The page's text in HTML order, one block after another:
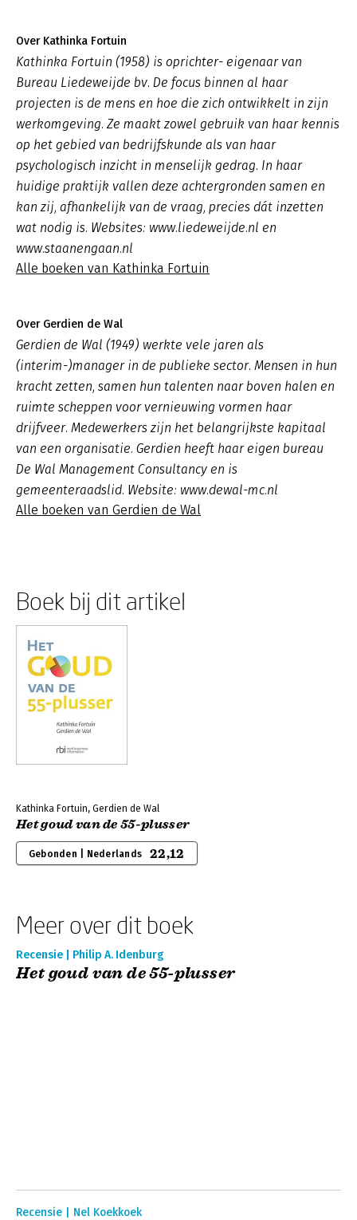
Over Kathinka Fortuin
Kathinka Fortuin (1958) is oprichter- eigenaar van
Bureau Liedeweijde bv. De focus binnen al haar
projecten is de mens en hoe die zich ontwikkelt in zijn
werkomgeving. Ze maakt zowel gebruik van haar kennis
op het gebied van bedrijfskunde als van haar
psychologisch inzicht in menselijk gedrag. In haar
huidige praktijk vallen deze achtergronden samen en
kan zij, afhankelijk van de vraag, precies dát inzetten
wat nodig is. Websites: www.liedeweijde.nl en
www.staanengaan.nl
Alle boeken van Kathinka Fortuin
Over Gerdien de Wal
Gerdien de Wal (1949) werkte vele jaren als
(interim-)manager in de publieke sector. Mensen in hun
kracht zetten, samen hun talenten naar boven halen en
ruimte scheppen voor vernieuwing vormen haar
drijfveer. Medewerkers zijn het belangrijkste kapitaal
van een organisatie. Gerdien heeft haar eigen bureau
De Wal Management Consultancy en is
gemeenteraadslid. Website: www.dewal-mc.nl
Alle boeken van Gerdien de Wal
Boek bij dit artikel
Kathinka Fortuin, Gerdien de Wal
Het goud van de 55-plusser
Gebonden | Nederlands 22,12
Meer over dit boek
Recensie | Philip A. Idenburg
Het goud van de 55-plusser
Recensie | Nel Koekkoek